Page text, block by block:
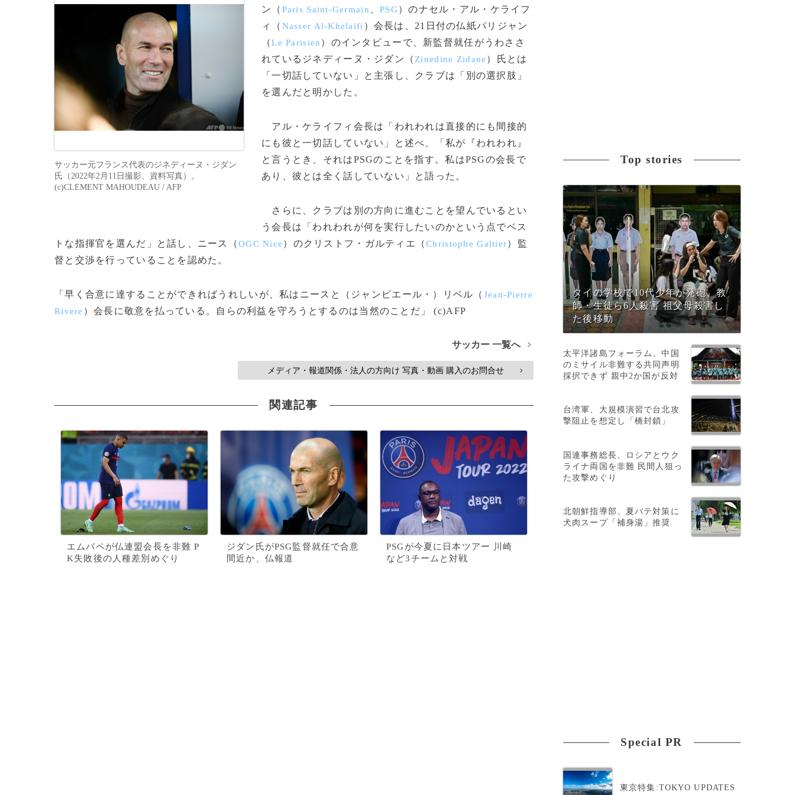
サッカー元フランス代表のジネディーヌ・ジダン
氏（2022年2月11日撮影、資料写真）。
(c)CLEMENT MAHOUDEAU / AFP
ン（ Paris Saint-Germain 、PSG）のナセル・アル・ケライフ
ィ（ Nasser Al-Khelaifi ）会長は、21日付の仏紙パリジャン
（Le Parisien ）のインタビューで、新監督就任がうわささ
れているジネディーヌ・ジダン（ Zinedine Zidane ）氏とは
「一切話していない」と主張し、クラブは「別の選択肢」
を選んだと明かした。
アル・ケライフィ会長は「われわれは直接的にも間接的
にも彼と一切話していない」と述べ、「私が『われわれ』
と言うとき、それはPSGのことを指す。私はPSGの会長で
あり、彼とは全く話していない」と語った。
さらに、クラブは別の方向に進むことを望んでいるとい
う会長は「われわれが何を実行したいのかという点でベス
トな指揮官を選んだ」と話し、ニース（OGC Nice ）のクリストフ・ガルティエ（Christophe Galtier）監
督と交渉を行っていることを認めた。
「早く合意に達することができればうれしいが、私はニースと（ジャンピエール・）リベル（ Jean-Pierre
Rivere ）会長に敬意を払っている。自らの利益を守ろうとするのは当然のことだ」 (c)AFP
サッカー 一覧へ >
メディア・報道関係・法人の方向け 写真・動画 購入のお問合せ >
関連記事
エムバペが仏連盟会長を非難 P
K失敗後の人種差別めぐり
ジダン氏がPSG監督就任で合意
間近か、仏報道
PSGが今夏に日本ツアー 川崎
など3チームと対戦
Top stories
タイの学校で10代少年が発砲、教
師・生徒ら6人殺害 祖父母殺害し
た後移動
太平洋諸島フォーラム、中国
のミサイル非難する共同声明
採択できず 親中2か国が反対
台湾軍、大規模演習で台北攻
撃阻止を想定し「橋封鎖」
国連事務総長、ロシアとウク
ライナ両国を非難 民間人狙っ
た攻撃めぐり
北朝鮮指導部、夏バテ対策に
犬肉スープ「補身湯」推奨
Special PR
東京特集:TOKYO UPDATES